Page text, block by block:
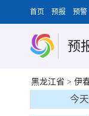
首页 预报 预警
预
黑龙江省 > 伊
今天